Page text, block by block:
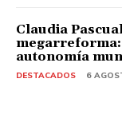
Claudia
autonomía
DESTACADOS 6